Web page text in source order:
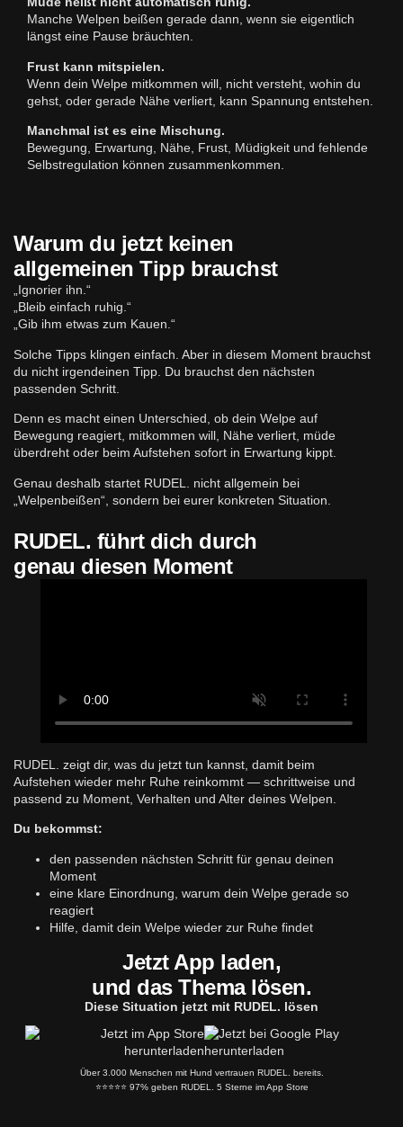
Manche Welpen beißen gerade dann, wenn sie eigentlich
längst eine Pause bräuchten.
Frust kann mitspielen.
Wenn dein Welpe mitkommen will, nicht versteht, wohin du
gehst, oder gerade Nähe verliert, kann Spannung entstehen.
Manchmal ist es eine Mischung.
Bewegung, Erwartung, Nähe, Frust, Müdigkeit und fehlende
Selbstregulation können zusammenkommen.
Warum du jetzt keinen
allgemeinen Tipp brauchst
„Ignorier ihn.“
„Bleib einfach ruhig.“
„Gib ihm etwas zum Kauen.“
Solche Tipps klingen einfach. Aber in diesem Moment brauchst
du nicht irgendeinen Tipp. Du brauchst den nächsten
passenden Schritt.
Denn es macht einen Unterschied, ob dein Welpe auf
Bewegung reagiert, mitkommen will, Nähe verliert, müde
überdreht oder beim Aufstehen sofort in Erwartung kippt.
Genau deshalb startet RUDEL. nicht allgemein bei
„Welpenbeißen“, sondern bei eurer konkreten Situation.
RUDEL. führt dich durch
genau diesen Moment
RUDEL. zeigt dir, was du jetzt tun kannst, damit beim
Aufstehen wieder mehr Ruhe reinkommt — schrittweise und
passend zu Moment, Verhalten und Alter deines Welpen.
Du bekommst:
den passenden nächsten Schritt für genau deinen
Moment
eine klare Einordnung, warum dein Welpe gerade so
reagiert
Hilfe, damit dein Welpe wieder zur Ruhe findet
Jetzt App laden,
und das Thema lösen.
Diese Situation jetzt mit RUDEL. lösen
Über 3.000 Menschen mit Hund vertrauen RUDEL. bereits.
⭐️⭐️⭐️⭐️⭐️ 97% geben RUDEL. 5 Sterne im App Store